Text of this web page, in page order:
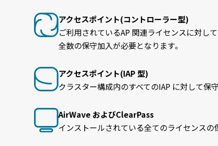
アクセスポイント(コントローラー型)
ご利用されているAP 関連ライセンスに対して
全数の保守加入が必要となります｡
アクセスポイント(IAP 型)
クラスター構成内のすべてのIAP に対して保
AirWave およびClearPass
インストールされている全てのライセンス